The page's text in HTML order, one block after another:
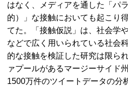
はなく、メディアを通した「パ
的）」な接触においても起こり
てた。「接触仮説」は、社会学
などで広く用いられている社会
的な接触を検証した研究は限ら
ァプールがあるマージーサイド
1500万件のツイートデータの分